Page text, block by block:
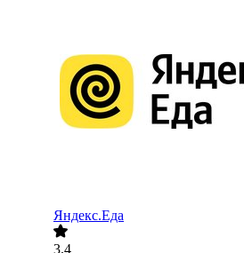
Яндекс.Еда
3.4